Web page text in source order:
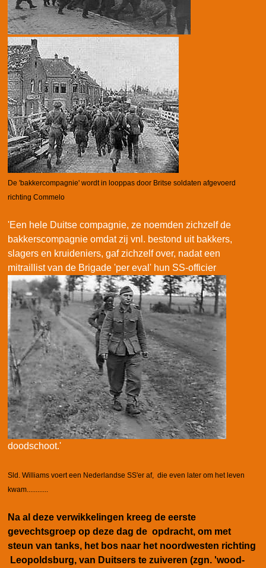
De 'bakkercompagnie' wordt in looppas door Britse soldaten afgevoerd
richting Commelo
'Een hele Duitse compagnie, ze noemden zichzelf de
bakkerscompagnie omdat zij vnl. bestond uit bakkers,
slagers en kruideniers, gaf zichzelf over, nadat een
mitraillist van de Brigade 'per eval' hun SS-officier
doodschoot.'
Sld. Williams voert een Nederlandse SS'er af, die even later om het leven
kwam............
Na al deze verwikkelingen kreeg de eerste
gevechtsgroep op deze dag de opdracht, om met
steun van tanks, het bos naar het noordwesten richting
Leopoldsburg, van Duitsers te zuiveren (zgn. 'wood-